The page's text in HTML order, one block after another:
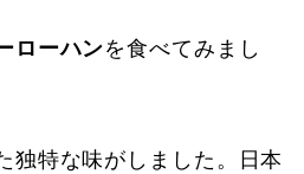
ローハンを食べてみまし
独特な味がしました。日本